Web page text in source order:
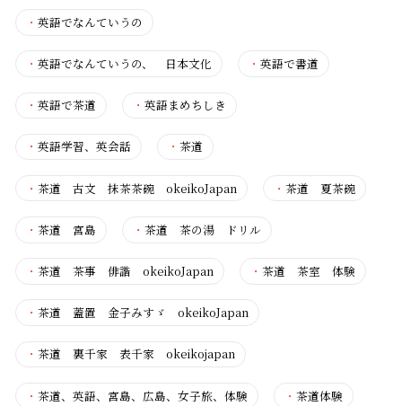
・ 英語でなんていうの
・ 英語でなんていうの、 日本文化 ・英語で書道
・ 英語で茶道 ・英語まめちしき
・ 英語学習、英会話 ・茶道
・ 茶道 古文 抹茶茶碗 okeikoJapan ・茶道 夏茶碗
・ 茶道 宮島 ・茶道 茶の湯 ドリル
・ 茶道 茶事 俳諧 okeikoJapan ・茶道 茶室 体験
・ 茶道 蓋置 金子みすゞ okeikoJapan
・ 茶道 裏千家 表千家 okeikojapan
・ 茶道、英語、宮島、広島、女子旅、体験 ・茶道体験